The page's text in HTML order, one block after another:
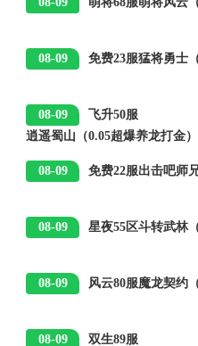
08-09
免费23服猛将勇士
08-09
00:05
飞升50服
逍遥蜀山（0.05超爆养龙打金）
08-09
免费22服出击吧师
08-09
星夜55区斗转武林
08-09
风云80服魔龙契约
08-09 双生89服